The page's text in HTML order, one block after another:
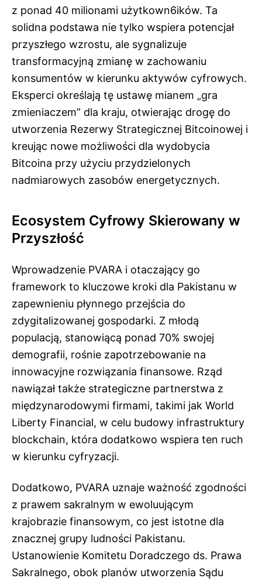
z ponad 40 milionami użytkown6ików. Ta
solidna podstawa nie tylko wspiera potencjał
przyszłego wzrostu, ale sygnalizuje
transformacyjną zmianę w zachowaniu
konsumentów w kierunku aktywów cyfrowych.
Eksperci określają tę ustawę mianem „gra
zmieniaczem” dla kraju, otwierając drogę do
utworzenia Rezerwy Strategicznej Bitcoinowej i
kreując nowe możliwości dla wydobycia
Bitcoina przy użyciu przydzielonych
nadmiarowych zasobów energetycznych.
Ecosystem Cyfrowy Skierowany w
Przyszłość
Wprowadzenie PVARA i otaczający go
framework to kluczowe kroki dla Pakistanu w
zapewnieniu płynnego przejścia do
zdygitalizowanej gospodarki. Z młodą
populacją, stanowiącą ponad 70% swojej
demografii, rośnie zapotrzebowanie na
innowacyjne rozwiązania finansowe. Rząd
nawiązał także strategiczne partnerstwa z
międzynarodowymi firmami, takimi jak World
Liberty Financial, w celu budowy infrastruktury
blockchain, która dodatkowo wspiera ten ruch
w kierunku cyfryzacji.
Dodatkowo, PVARA uznaje ważność zgodności
z prawem sakralnym w ewoluującym
krajobrazie finansowym, co jest istotne dla
znacznej grupy ludności Pakistanu.
Ustanowienie Komitetu Doradczego ds. Prawa
Sakralnego, obok planów utworzenia Sądu